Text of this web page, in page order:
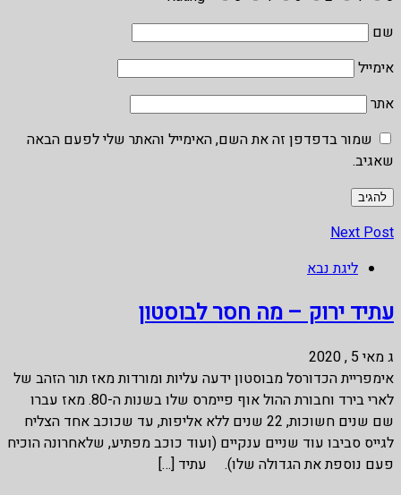
שם
אימייל
אתר
שמור בדפדפן זה את השם, האימייל והאתר שלי לפעם הבאה
שאגיב.
Next Post
ליגת נבא
עתיד ירוק – מה חסר לבוסטון
ג מאי 5 , 2020
אימפריית הכדורסל מבוסטון ידעה עליות ומורדות מאז תור הזהב של
לארי בירד וחבורת ההול אוף פיימרס שלו בשנות ה-80. מאז עברו
שם שנים חשוכות, 22 שנים ללא אליפות, עד שכוכב אחד הצליח
לגייס סביבו עוד שניים ענקיים (ועוד כוכב מפתיע, שלאחרונה הוכיח
פעם נוספת את הגדולה שלו). עתיד […]